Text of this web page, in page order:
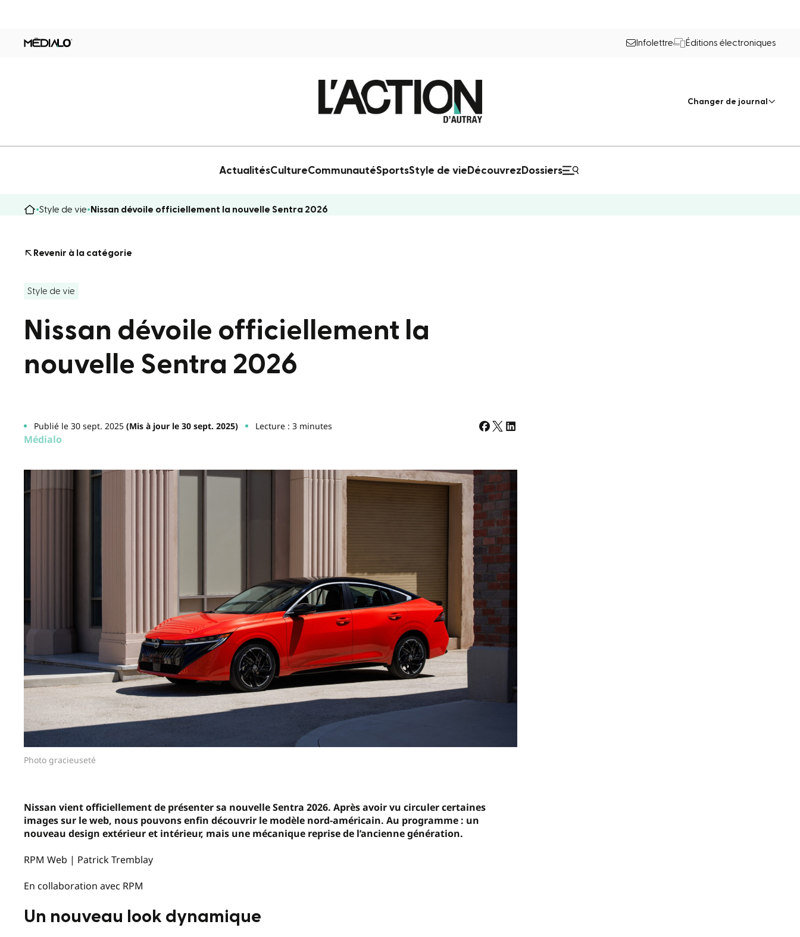
Infolettre Éditions électroniques
Changer de journal
ActualitésCultureCommunautéSportsStyle de vie Découvrez Dossiers
Style de vie Nissan dévoile officiellement la nouvelle Sentra 2026
Revenir à la catégorie
Style de vie
Nissan dévoile officiellement la
nouvelle Sentra 2026
Publié le 30 sept. 2025(Mis à jour le 30 sept. 2025) Lecture : 3 minutes
Médialo
Photo gracieuseté
Nissan vient officiellement de présenter sa nouvelle Sentra 2026. Après avoir vu circuler certaines
images sur le web, nous pouvons enfin découvrir le modèle nord-américain. Au programme : un
nouveau design extérieur et intérieur, mais une mécanique reprise de l’ancienne génération.
RPM Web | Patrick Tremblay
En collaboration avec RPM
Un nouveau look dynamique